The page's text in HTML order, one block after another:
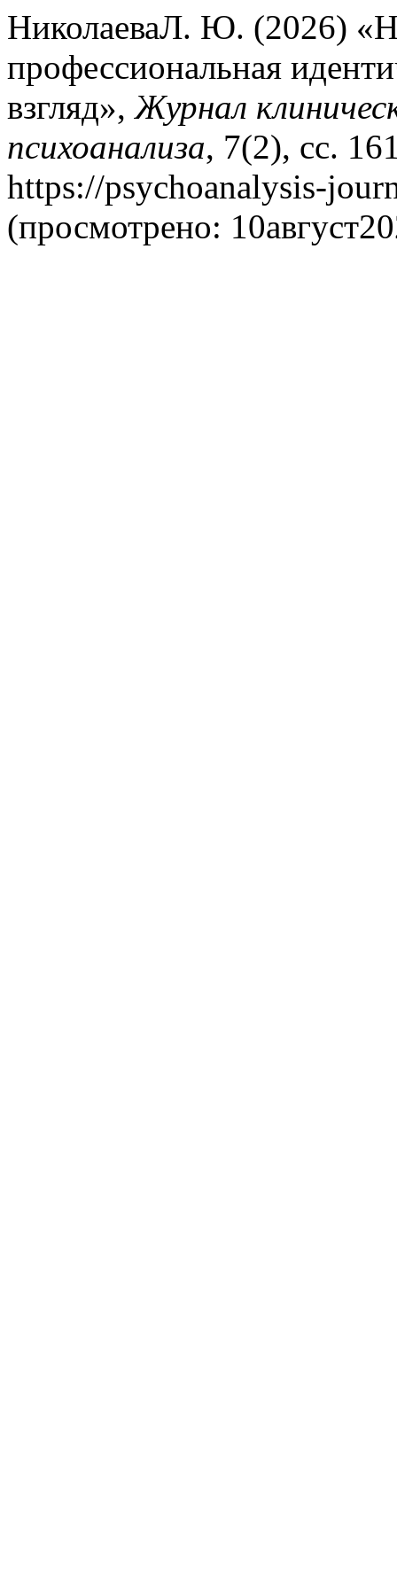
НиколаеваЛ. Ю. (2026)
профессиональная
взгляд», Журнал
психоанализа, 7(2), сс.
https://psychoanalysis-
(просмотрено: